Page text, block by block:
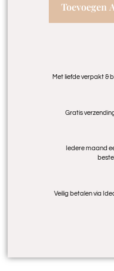
Toevoegen
Met liefde verpakt &
Gratis
Iedere maand
Veilig betalen via